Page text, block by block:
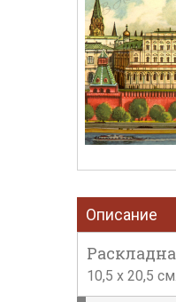
Описание
10,5 x 20,5